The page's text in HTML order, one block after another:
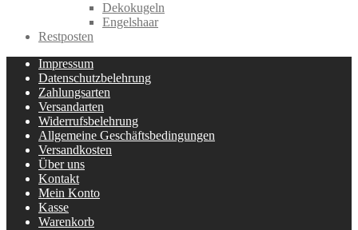
Dekokugeln
Engelshaar
Restposten
Impressum
Datenschutzbelehrung
Zahlungsarten
Versandarten
Widerrufsbelehrung
Allgemeine Geschäftsbedingungen
Versandkosten
Über uns
Kontakt
Mein Konto
Kasse
Warenkorb